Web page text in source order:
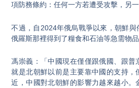
項防務條約：任何一方若遭受攻擊，另一
不過，自2024年俄烏戰爭以來，朝鮮
俄羅斯那裡得到了糧食和石油等急需物品
馮崇義：「中國現在僅僅跟俄國、跟普
就是北朝鮮以前是主要靠中國的支持，
近，中國對北朝鮮的影響力越來越小。